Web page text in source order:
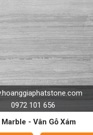
0972 101 656
Đá Marble - Vân Gỗ